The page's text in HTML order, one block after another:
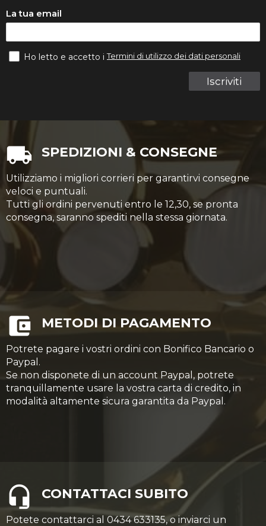
La tua email
Iscriviti
Ho letto e accetto iTermini di utilizzo dei dati personali
SPEDIZIONI & CONSEGNE
Utilizziamo i migliori corrieri per garantirvi consegne
veloci e puntuali.
Tutti gli ordini pervenuti entro le 12,30, se pronta
consegna, saranno spediti nella stessa giornata.
METODI DI PAGAMENTO
Potrete pagare i vostri ordini con Bonifico Bancario o
Paypal.
Se non disponete di un account Paypal, potrete
tranquillamente usare la vostra carta di credito, in
modalità altamente sicura garantita da Paypal.
CONTATTACI SUBITO
Potete contattarci al 0434 633135, o inviarci un